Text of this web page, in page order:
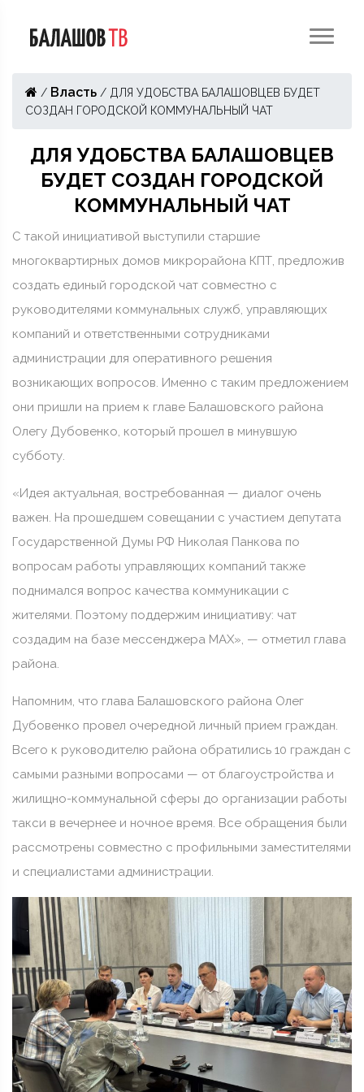
/ Власть / ДЛЯ УДОБСТВА БАЛАШОВЦЕВ БУДЕТ
СОЗДАН ГОРОДСКОЙ КОММУНАЛЬНЫЙ ЧАТ
ДЛЯ УДОБСТВА БАЛАШОВЦЕВ
БУДЕТ СОЗДАН ГОРОДСКОЙ
КОММУНАЛЬНЫЙ ЧАТ
С такой инициативой выступили старшие
многоквартирных домов микрорайона КПТ, предложив
создать единый городской чат совместно с
руководителями коммунальных служб, управляющих
компаний и ответственными сотрудниками
администрации для оперативного решения
возникающих вопросов. Именно с таким предложением
они пришли на прием к главе Балашовского района
Олегу Дубовенко, который прошел в минувшую
субботу.
«Идея актуальная, востребованная — диалог очень
важен. На прошедшем совещании с участием депутата
Государственной Думы РФ Николая Панкова по
вопросам работы управляющих компаний также
поднимался вопрос качества коммуникации с
жителями. Поэтому поддержим инициативу: чат
создадим на базе мессенджера MAX», — отметил глава
района.
Напомним, что глава Балашовского района Олег
Дубовенко провел очередной личный прием граждан.
Всего к руководителю района обратились 10 граждан с
самыми разными вопросами — от благоустройства и
жилищно-коммунальной сферы до организации работы
такси в вечернее и ночное время. Все обращения были
рассмотрены совместно с профильными заместителями
и специалистами администрации.